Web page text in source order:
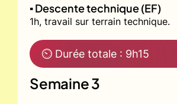
▪️ Descente technique (EF)
1h, travail sur terrain technique.
⏲ Durée totale : 9h15
Semaine 3